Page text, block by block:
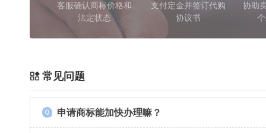
客服确认商标价格和
法定状态
支付定金并签订代购
协议书
协助
常见问题
申请商标能加快办理嘛？